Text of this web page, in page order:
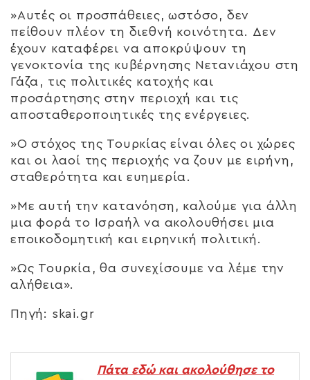
»Αυτές οι προσπάθειες, ωστόσο, δεν
πείθουν πλέον τη διεθνή κοινότητα. Δεν
έχουν καταφέρει να αποκρύψουν τη
γενοκτονία της κυβέρνησης Νετανιάχου στη
Γάζα, τις πολιτικές κατοχής και
προσάρτησης στην περιοχή και τις
αποσταθεροποιητικές της ενέργειες.
»Ο στόχος της Τουρκίας είναι όλες οι χώρες
και οι λαοί της περιοχής να ζουν με ειρήνη,
σταθερότητα και ευημερία.
»Με αυτή την κατανόηση, καλούμε για άλλη
μια φορά το Ισραήλ να ακολουθήσει μια
εποικοδομητική και ειρηνική πολιτική.
»Ως Τουρκία, θα συνεχίσουμε να λέμε την
αλήθεια».
Πηγή: skai.gr
Πάτα εδώ και ακολούθησε το